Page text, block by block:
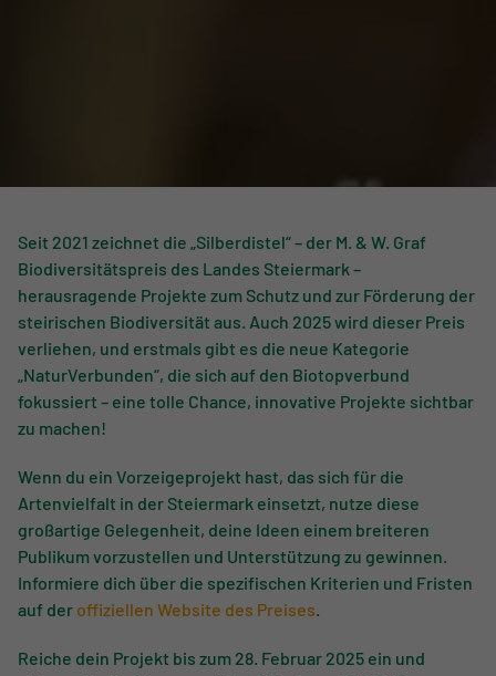
Seit 2021 zeichnet die „Silberdistel“ – der M. & W. Graf
Biodiversitätspreis des Landes Steiermark –
herausragende Projekte zum Schutz und zur Förderung der
steirischen Biodiversität aus. Auch 2025 wird dieser Preis
verliehen, und erstmals gibt es die neue Kategorie
„NaturVerbunden“, die sich auf den Biotopverbund
fokussiert – eine tolle Chance, innovative Projekte sichtbar
zu machen!
Wenn du ein Vorzeigeprojekt hast, das sich für die
Artenvielfalt in der Steiermark einsetzt, nutze diese
großartige Gelegenheit, deine Ideen einem breiteren
Publikum vorzustellen und Unterstützung zu gewinnen.
Informiere dich über die spezifischen Kriterien und Fristen
auf der offiziellen Website des Preises.
Reiche dein Projekt bis zum 28. Februar 2025 ein und